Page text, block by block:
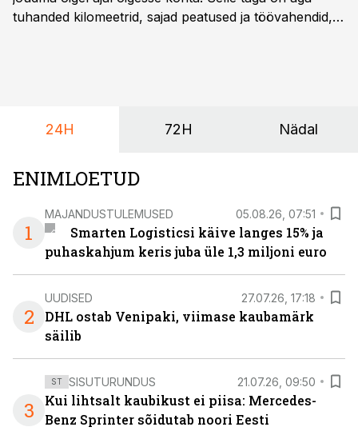
tuhanded kilomeetrid, sajad peatused ja töövahendid,
24H 72H Nädal
ENIMLOETUD
1
MAJANDUSTULEMUSED 05.08.26, 07:51
Smarten Logisticsi käive langes 15% ja
puhaskahjum keris juba üle 1,3 miljoni euro
2
UUDISED 27.07.26, 17:18
DHL ostab Venipaki, viimase kaubamärk
säilib
3
ST SISUTURUNDUS 21.07.26, 09:50
Kui lihtsalt kaubikust ei piisa: Mercedes-
Benz Sprinter sõidutab noori Eesti